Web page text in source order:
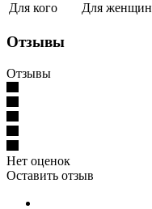
Для кого
Для женщин
Отзывы
Отзывы
Нет оценок
Оставить отзыв